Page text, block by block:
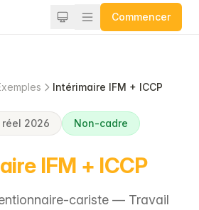
Commencer
Intérimaire IFM + ICCP
réel 2026 Non-cadre
IFM + ICCP
cariste — Travail